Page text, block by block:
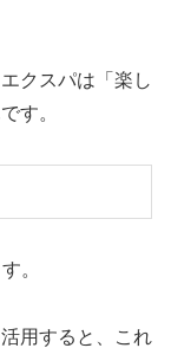
クスパは「楽し
す。
。
用すると、これ